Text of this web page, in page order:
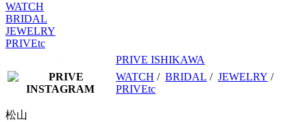
WATCH
BRIDAL
JEWELRY
PRIVEtc
PRIVE ISHIKAWA
WATCH / BRIDAL / JEWELRY /
PRIVEtc
松山